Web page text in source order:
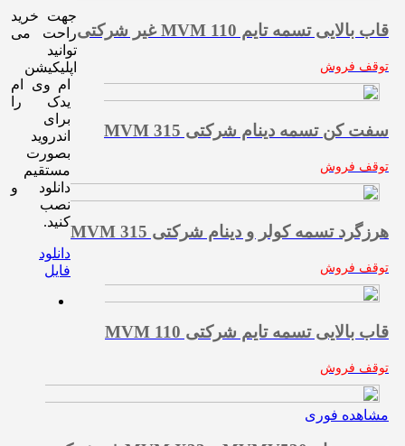
قاب بالایی تسمه تایم MVM 110 غیر شرکتی
توقف فروش
سفت کن تسمه دینام شرکتی MVM 315
توقف فروش
هرزگرد تسمه کولر و دینام شرکتی MVM 315
توقف فروش
قاب بالایی تسمه تایم شرکتی MVM 110
توقف فروش
مشاهده فوری
جهت خرید
راحت می
توانید
اپلیکیشن
ام وی ام
یدک را
برای
اندروید
بصورت
مستقیم
دانلود و
نصب
کنید.
دانلود
فایل